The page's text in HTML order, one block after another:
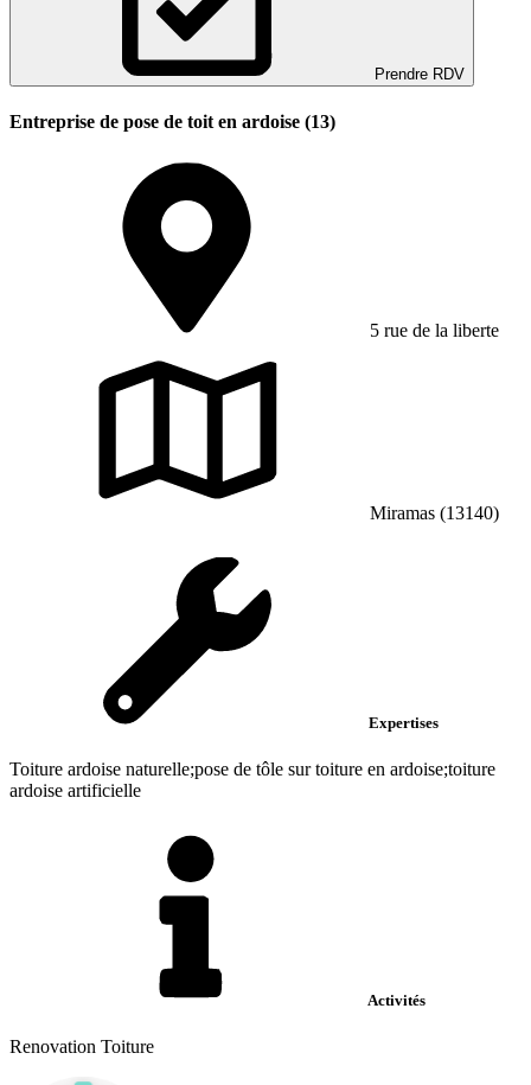
Prendre RDV
Entreprise de pose de toit en ardoise (13)
5 rue de la liberte
Miramas (13140)
Expertises
Toiture ardoise naturelle;pose de tôle sur toiture en ardoise;toiture
ardoise artificielle
Activités
Renovation Toiture